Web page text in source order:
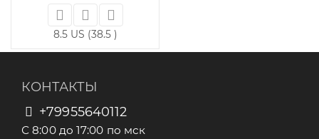
8.5 US (38.5 )
КОНТАКТЫ
+79955640112
С 8:00 до 17:00 по мск